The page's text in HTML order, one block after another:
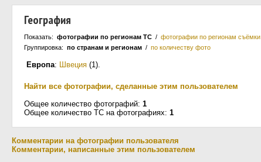
География
Показать: фотографии по регионам ТС / фотографии по регионам съёмки
Группировка: по странам и регионам / по количеству фото
Европа: Швеция (1).
Найти все фотографии, сделанные этим пользователем
Общее количество фотографий: 1
Общее количество ТС на фотографиях: 1
Комментарии на фотографии пользователя
Комментарии, написанные этим пользователем